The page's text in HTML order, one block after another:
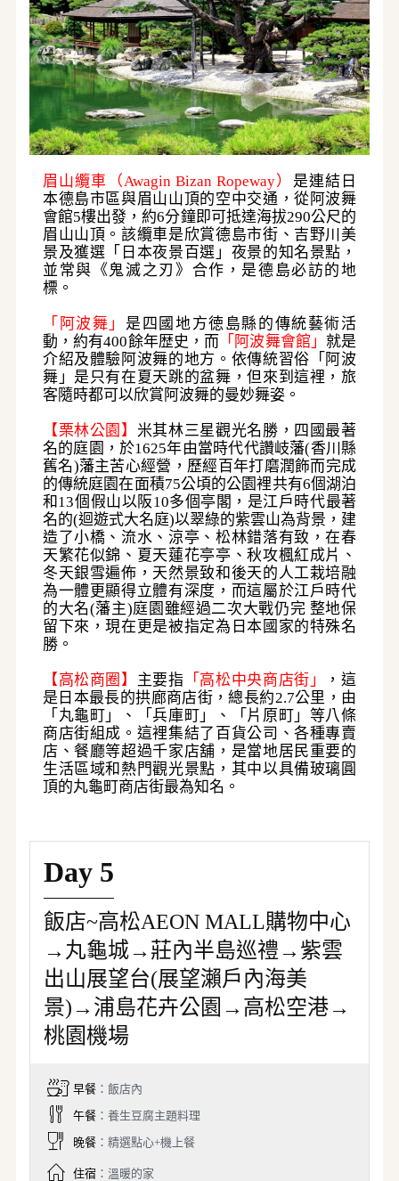
眉山纜車（Awagin Bizan Ropeway） 是連結日
本德島市區與眉山山頂的空中交通，從阿波舞
會館5樓出發，約6分鐘即可抵達海拔290公尺的
眉山山頂 。該纜車是欣賞德島市街、吉野川美
景及獲選「日本夜景百選」夜景的知名景點，
並常與《鬼滅之刃》合作，是德島必訪的地
標。
「阿波舞」 是四國地方徳島縣的傳統藝術活
動，約有400餘年歴史，而 「阿波舞會館」 就是
介紹及體驗阿波舞的地方。依傳統習俗「阿波
舞」是只有在夏天跳的盆舞，但來到這裡，旅
客隨時都可以欣賞阿波舞的曼妙舞姿。
【栗林公園】 米其林三星觀光名勝，四國最著
名的庭園，於1625年由當時代代讚岐藩(香川縣
舊名)藩主苦心經營，歷經百年打磨潤飾而完成
的傳統庭園在面積75公頃的公園裡共有6個湖泊
和13個假山以阪10多個亭閣，是江戶時代最著
名的(迴遊式大名庭)以翠綠的紫雲山為背景，建
造了小橋、流水、涼亭、松林錯落有致，在春
天繁花似錦、夏天蓮花亭亭、秋攻楓紅成片、
冬天銀雪遍佈，天然景致和後天的人工栽培融
為一體更顯得立體有深度，而這屬於江戶時代
的大名(藩主)庭園雖經過二次大戰仍完 整地保
留下來，現在更是被指定為日本國家的特殊名
勝。
【高松商圈】 主要指 「高松中央商店街」
，這
是日本最長的拱廊商店街，總長約2.7公里，由
「丸龜町」、「兵庫町」、「片原町」等八條
商店街組成 。這裡集結了百貨公司、各種專賣
店、餐廳等超過千家店舖，是當地居民重要的
生活區域和熱門觀光景點，其中以具備玻璃圓
頂的丸龜町商店街最為知名。
Day 5
飯店~高松AEON MALL購物中心
→丸龜城→莊內半島巡禮→紫雲
出山展望台(展望瀨戶內海美
景)→浦島花卉公園→高松空港→
桃園機場
早餐：飯店內
午餐：養生豆腐主題料理
晚餐：精選點心+機上餐
住宿：溫暖的家